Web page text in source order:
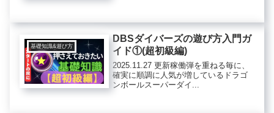
基礎知識&遊び方
DBSダイバーズの遊び方入門ガ
イド①(超初級編)
2025.11.27 更新稼働弾を重ねる毎に、
確実に順調に人気が増しているドラゴ
ンボールスーパーダイ...